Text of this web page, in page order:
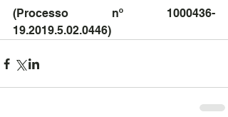
(Processo nº 1000436-
19.2019.5.02.0446)